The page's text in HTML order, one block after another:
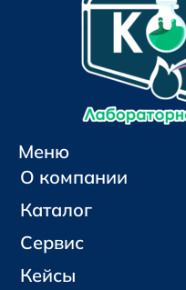
Меню
О компании
Каталог
Сервис
Кейсы